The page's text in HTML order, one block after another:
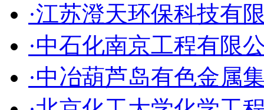
·江苏澄天环保科技有
·中石化南京工程有限
·中冶葫芦岛有色金属